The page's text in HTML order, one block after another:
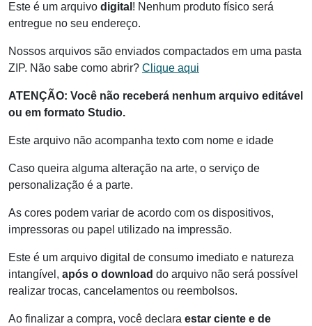
Este é um arquivo digital ! Nenhum produto físico será
entregue no seu endereço.
Nossos arquivos são enviados compactados em uma pasta
ZIP. Não sabe como abrir? Clique aqui
ATENÇÃO: Você não receberá nenhum arquivo editável
ou em formato Studio.
Este arquivo não acompanha texto com nome e idade
Caso queira alguma alteração na arte, o serviço de
personalização é a parte.
As cores podem variar de acordo com os dispositivos,
impressoras ou papel utilizado na impressão.
Este é um arquivo digital de consumo imediato e natureza
intangível, após o download do arquivo não será possível
realizar trocas, cancelamentos ou reembolsos.
Ao finalizar a compra, você declara estar ciente e de